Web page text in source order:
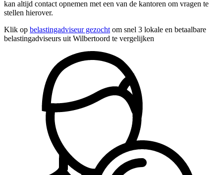
kan altijd contact opnemen met een van de kantoren om vragen te
stellen hierover.
Klik op belastingadviseur gezocht om snel 3 lokale en betaalbare
belastingadviseurs uit Wilbertoord te vergelijken